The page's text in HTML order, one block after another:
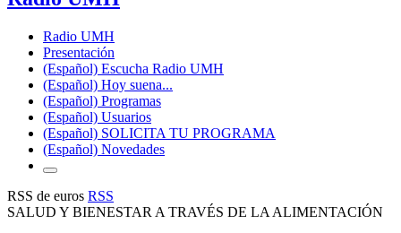
Radio UMH
Presentación
(Español) Escucha Radio UMH
(Español) Hoy suena...
(Español) Programas
(Español) Usuarios
(Español) SOLICITA TU PROGRAMA
(Español) Novedades
RSS de euros RSS
SALUD Y BIENESTAR A TRAVÉS DE LA ALIMENTACIÓN